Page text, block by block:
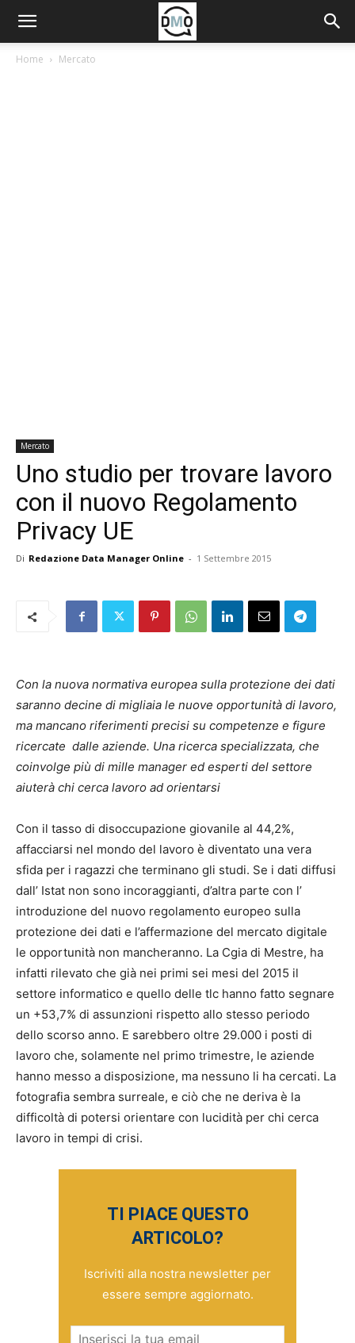
Home Mercato
Mercato
Uno studio per trovare lavoro
con il nuovo Regolamento
Privacy UE
Di Redazione Data Manager Online - 1 Settembre 2015
Con la nuova normativa europea sulla protezione dei dati
saranno decine di migliaia le nuove opportunità di lavoro,
ma mancano riferimenti precisi su competenze e figure
ricercate dalle aziende. Una ricerca specializzata, che
coinvolge più di mille manager ed esperti del settore
aiuterà chi cerca lavoro ad orientarsi
Con il tasso di disoccupazione giovanile al 44,2%,
affacciarsi nel mondo del lavoro è diventato una vera
sfida per i ragazzi che terminano gli studi. Se i dati diffusi
dall’ Istat non sono incoraggianti, d’altra parte con l’
introduzione del nuovo regolamento europeo sulla
protezione dei dati e l’affermazione del mercato digitale
le opportunità non mancheranno. La Cgia di Mestre, ha
infatti rilevato che già nei primi sei mesi del 2015 il
settore informatico e quello delle tlc hanno fatto segnare
un +53,7% di assunzioni rispetto allo stesso periodo
dello scorso anno. E sarebbero oltre 29.000 i posti di
lavoro che, solamente nel primo trimestre, le aziende
hanno messo a disposizione, ma nessuno li ha cercati. La
fotografia sembra surreale, e ciò che ne deriva è la
difficoltà di potersi orientare con lucidità per chi cerca
lavoro in tempi di crisi.
TI PIACE QUESTO
ARTICOLO?
Iscriviti alla nostra newsletter per
essere sempre aggiornato.